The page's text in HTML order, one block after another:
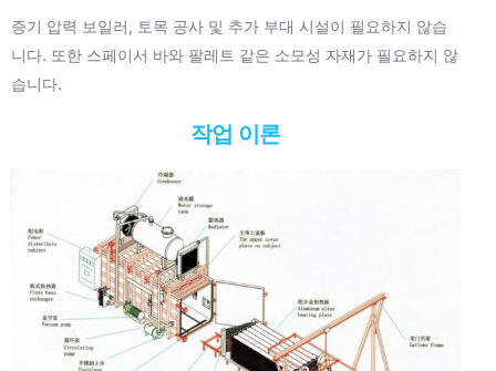
증기 압력 보일러, 토목 공사 및 추가 부대 시설이 필요하지 않습
니다. 또한 스페이서 바와 팔레트 같은 소모성 자재가 필요하지 않
습니다.
작업 이론